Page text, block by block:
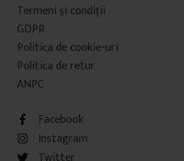
Termeni şi condiţii
GDPR
Politica de cookie-uri
Politica de retur
ANPC
Facebook
Instagram